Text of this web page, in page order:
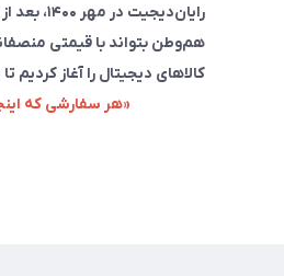
هم‌وطن بتواند با قیمتی
کالاهای دیجیتال را آغاز
«هر سفارشی که